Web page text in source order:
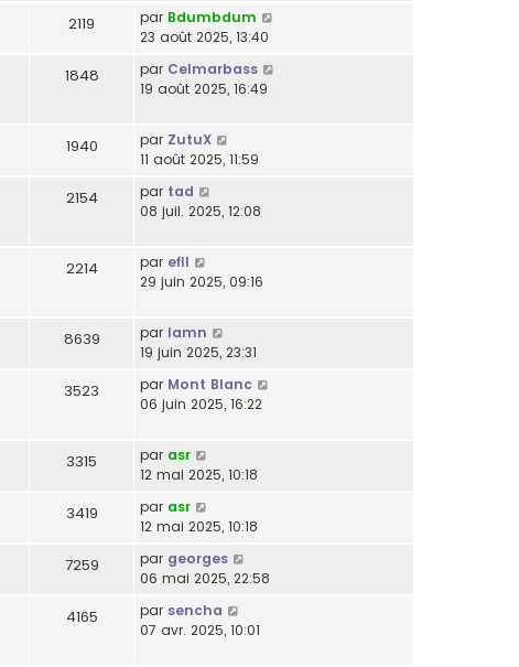
2119 par Bdumbdum
23 août 2025, 13:40
1848 par Celmarbass
19 août 2025, 16:49
1940 par ZutuX
11 août 2025, 11:59
2154 par tad
08 juil. 2025, 12:08
2214 par efll
29 juin 2025, 09:16
8639 par lamn
19 juin 2025, 23:31
3523 par Mont Blanc
06 juin 2025, 16:22
3315 par asr
12 mai 2025, 10:18
3419 par asr
12 mai 2025, 10:18
7259 par georges
06 mai 2025, 22:58
4165 par sencha
07 avr. 2025, 10:01